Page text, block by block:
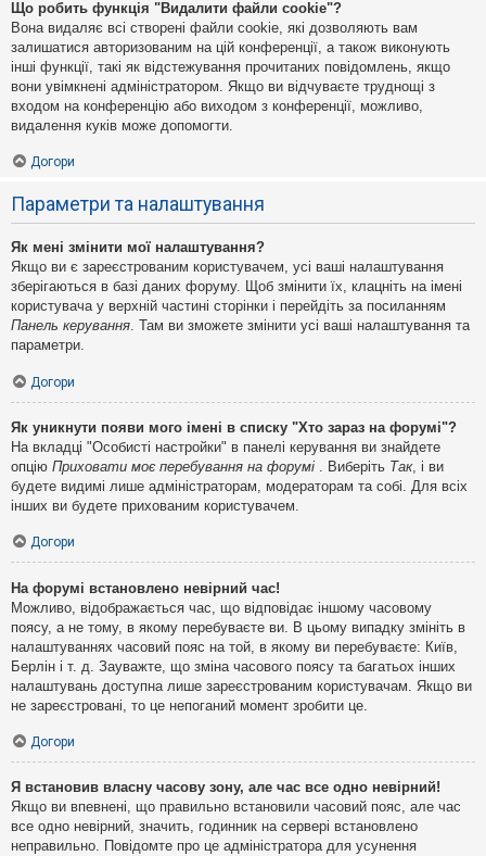
Що робить функція "Видалити файли cookie"?
Вона видаляє всі створені файли cookie, які дозволяють вам
залишатися авторизованим на цій конференції, а також виконують
інші функції, такі як відстежування прочитаних повідомлень, якщо
вони увімкнені адміністратором. Якщо ви відчуваєте труднощі з
входом на конференцію або виходом з конференції, можливо,
видалення куків може допомогти.
Догори
Параметри та налаштування
Як мені змінити мої налаштування?
Якщо ви є зареєстрованим користувачем, усі ваші налаштування
зберігаються в базі даних форуму. Щоб змінити їх, клацніть на імені
користувача у верхній частині сторінки і перейдіть за посиланням
Панель керування . Там ви зможете змінити усі ваші налаштування та
параметри.
Догори
Як уникнути появи мого імені в списку "Хто зараз на форумі"?
На вкладці "Особисті настройки" в панелі керування ви знайдете
опцію Приховати моє перебування на форумі . Виберіть Так, і ви
будете видимі лише адміністраторам, модераторам та собі. Для всіх
інших ви будете прихованим користувачем.
Догори
На форумі встановлено невірний час!
Можливо, відображається час, що відповідає іншому часовому
поясу, а не тому, в якому перебуваєте ви. В цьому випадку змініть в
налаштуваннях часовий пояс на той, в якому ви перебуваєте: Київ,
Берлін і т. д. Зауважте, що зміна часового поясу та багатьох інших
налаштувань доступна лише зареєстрованим користувачам. Якщо ви
не зареєстровані, то це непоганий момент зробити це.
Догори
Я встановив власну часову зону, але час все одно невірний!
Якщо ви впевнені, що правильно встановили часовий пояс, але час
все одно невірний, значить, годинник на сервері встановлено
неправильно. Повідомте про це адміністратора для усунення